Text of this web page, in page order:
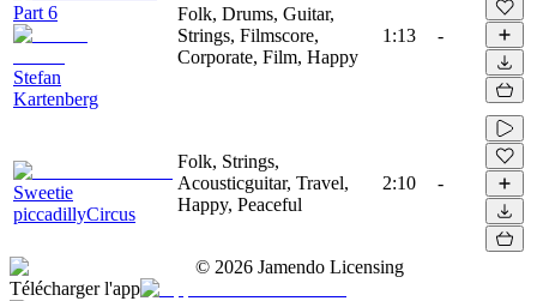
Part 6
Stefan
Kartenberg
Folk, Drums, Guitar,
Strings, Filmscore,
Corporate, Film, Happy
1:13 -
Sweetie
piccadillyCircus
Folk, Strings,
Acousticguitar, Travel,
Happy, Peaceful
2:10 -
© 2026 Jamendo Licensing
Télécharger l'app